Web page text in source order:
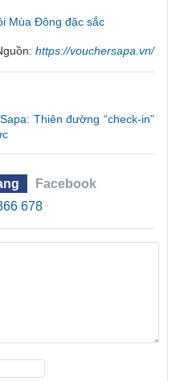
Mùa Đông đặc sắc
https://vouchersapa.vn/
Thiên đường “check-in”
Facebook
678